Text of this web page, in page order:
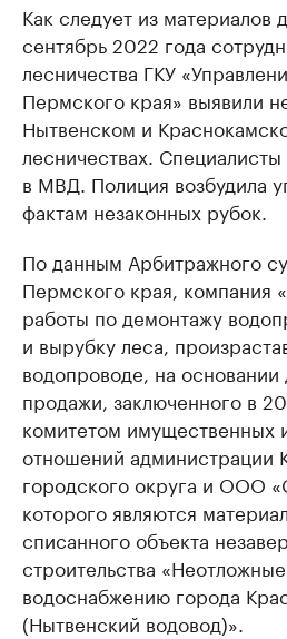
Как следует из материалов
сентябрь 2022 года
лесничества ГКУ
Пермского края» выявили
Нытвенском и
лесничествах.
в МВД. Полиция возбудила
фактам незаконных рубок.
По данным Арбитражного
Пермского края, компания
работы по демонтажу
и вырубку леса,
водопроводе, на основании
продажи, заключенного в
комитетом имущественных
отношений администрации
городского округа и ООО
которого являются
списанного объекта
строительства
водоснабжению города
(Нытвенский водовод)».